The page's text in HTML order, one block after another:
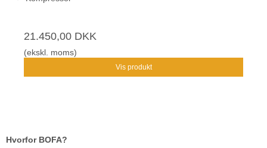
21.450,00 DKK
(ekskl. moms)
Vis produkt
Hvorfor BOFA?